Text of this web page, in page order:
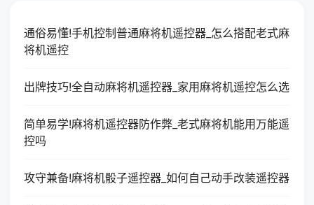
通俗易懂!手机控制普通麻将机遥控器_怎么搭配老式麻
将机遥控
出牌技巧!全自动麻将机遥控器_家用麻将机遥控怎么选
简单易学!麻将机遥控器防作弊_老式麻将机能用万能遥
控吗
攻守兼备!麻将机骰子遥控器_如何自己动手改装遥控器